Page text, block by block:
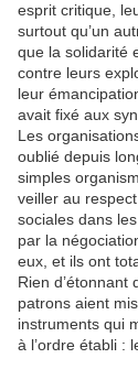
esprit critique,
surtout qu’un
que la solidarité
contre leurs
leur
avait fixé aux
Les
oublié depuis
simples
veiller au
sociales dans
par la
eux, et ils ont
Rien d’étonnant
patrons aient
instruments qui
à l’ordre établi :